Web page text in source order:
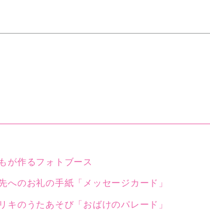
が作るフォトブース
へのお礼の⼿紙「メッセージカード」
キのうたあそび「おばけのパレード」